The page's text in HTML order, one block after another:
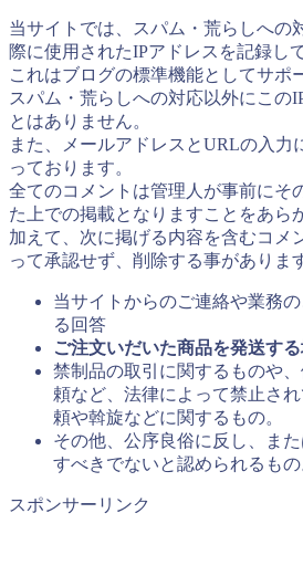
当サイトでは、スパム・荒らしへの
際に使用されたIPアドレスを記録し
これはブログの標準機能としてサポ
スパム・荒らしへの対応以外にこの
とはありません。
また、メールアドレスとURLの入力
っております。
全てのコメントは管理人が事前にそ
た上での掲載となりますことをあら
加えて、次に掲げる内容を含むコメ
って承認せず、削除する事がありま
当サイトからのご連絡や業務
る回答
ご注文いだいた商品を発送す
禁制品の取引に関するものや
頼など、法律によって禁止さ
頼や斡旋などに関するもの。
その他、公序良俗に反し、ま
すべきでないと認められるもの
スポンサーリンク